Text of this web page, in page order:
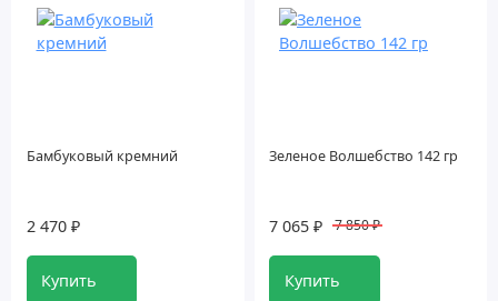
Коэнзим Q10
Хлорелла
Бамбуковый кремний
2 470 ₽
Купить
Зеленое Волшебство 142 гр
7 065 ₽ 7 850 ₽
Купить